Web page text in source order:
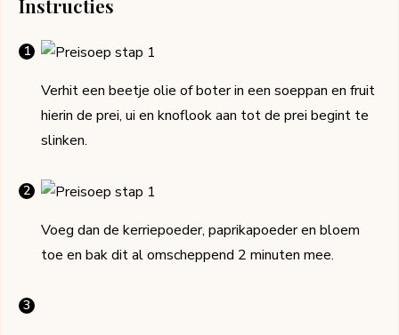
Instructies
Verhit een beetje olie of boter in een soeppan en fruit
hierin de prei, ui en knoflook aan tot de prei begint te
slinken.
Voeg dan de kerriepoeder, paprikapoeder en bloem
toe en bak dit al omscheppend 2 minuten mee.